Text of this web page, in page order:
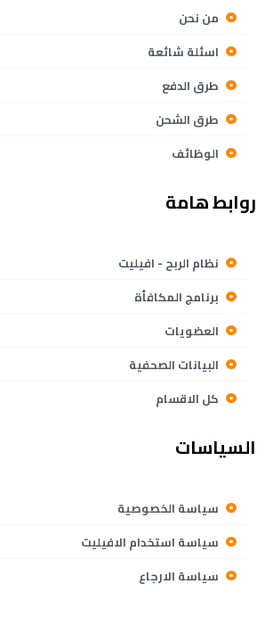
من نحن
اسئلة شائعة
طرق الدفع
طرق الشحن
الوظائف
روابط هامة
نظام الربح - افيليت
برنامج المكافأة
العضويات
البيانات الصحفية
كل الاقسام
السياسات
سياسة الخصوصية
سياسة استخدام الافيليت
سياسة الارجاع